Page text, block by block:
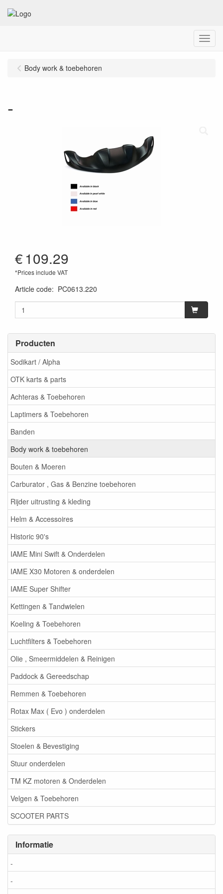
Menu
Producten
Sodikart / Alpha
OTK karts & parts
Achteras & Toebehoren
Laptimers & Toebehoren
Banden
Body work & toebehoren
Bouten & Moeren
Carburator , Gas & Benzine toebehoren
Rijder uitrusting & kleding
Helm & Accessoires
Historic 90's
IAME Mini Swift & Onderdelen
IAME X30 Motoren & onderdelen
IAME Super Shifter
Kettingen & Tandwielen
Koeling & Toebehoren
Luchtfilters & Toebehoren
Olie , Smeermiddelen & Reinigen
Paddock & Gereedschap
Remmen & Toebehoren
Rotax Max ( Evo ) onderdelen
Stickers
Stoelen & Bevestiging
Stuur onderdelen
TM KZ motoren & Onderdelen
Velgen & Toebehoren
SCOOTER PARTS
Informatie
-
-
Body work & toebehoren
-
€109.29
*Prices include VAT
Article code: PC0613.220